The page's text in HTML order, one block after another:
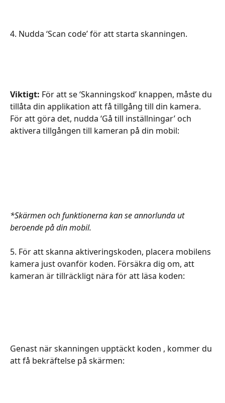
4. Nudda ‘Scan code’ för att starta skanningen.
Viktigt: För att se ‘Skanningskod’ knappen, måste du
tillåta din applikation att få tillgång till din kamera.
För att göra det, nudda ‘Gå till inställningar’ och
aktivera tillgången till kameran på din mobil:
*Skärmen och funktionerna kan se annorlunda ut
beroende på din mobil.
5. För att skanna aktiveringskoden, placera mobilens
kamera just ovanför koden. Försäkra dig om, att
kameran är tillräckligt nära för att läsa koden:
Genast när skanningen upptäckt koden , kommer du
att få bekräftelse på skärmen: